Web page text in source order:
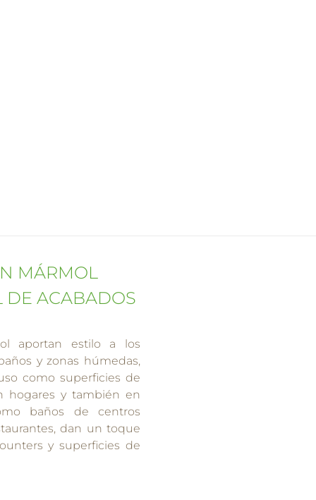
MÁRMOL
DE ACABADOS
aportan estilo a los
y zonas húmedas,
como superficies de
hogares y también en
baños de centros
dan un toque
y superficies de